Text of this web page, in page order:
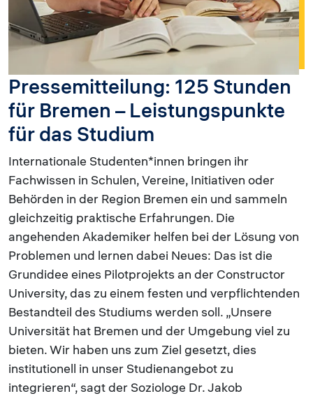
Pressemitteilung: 125 Stunden
für Bremen – Leistungspunkte
für das Studium
Internationale Studenten*innen bringen ihr
Fachwissen in Schulen, Vereine, Initiativen oder
Behörden in der Region Bremen ein und sammeln
gleichzeitig praktische Erfahrungen. Die
angehenden Akademiker helfen bei der Lösung von
Problemen und lernen dabei Neues: Das ist die
Grundidee eines Pilotprojekts an der Constructor
University, das zu einem festen und verpflichtenden
Bestandteil des Studiums werden soll. „Unsere
Universität hat Bremen und der Umgebung viel zu
bieten. Wir haben uns zum Ziel gesetzt, dies
institutionell in unser Studienangebot zu
integrieren“, sagt der Soziologe Dr. Jakob